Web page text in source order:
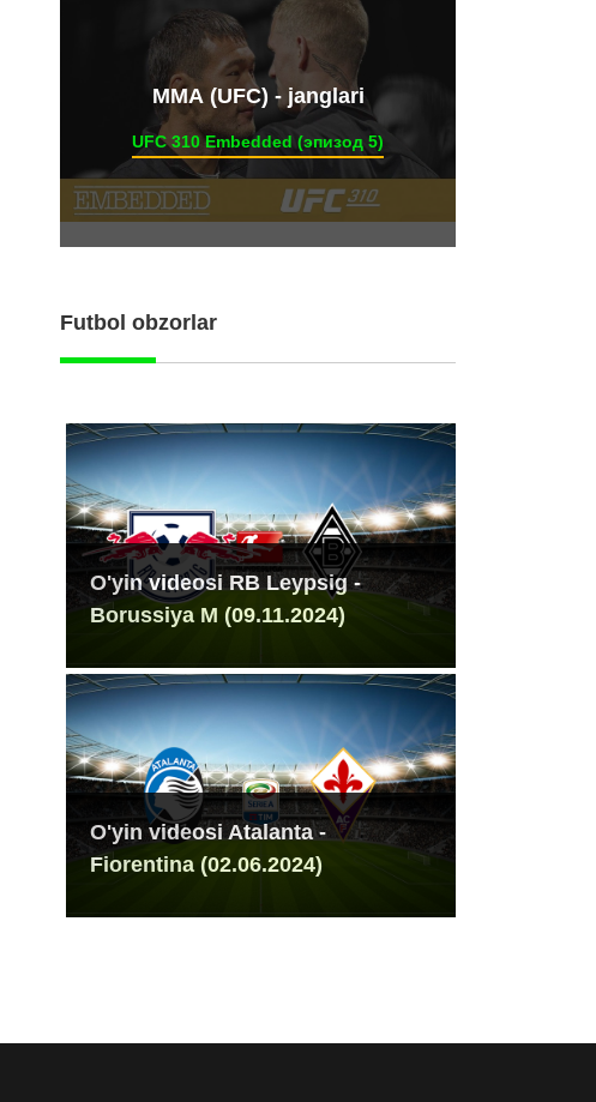
ММА (UFC) - janglari
UFC 310 Embedded (эпизод 5)
Futbol obzorlar
O'yin videosi RB Leypsig -
Borussiya M (09.11.2024)
O'yin videosi Atalanta -
Fiorentina (02.06.2024)